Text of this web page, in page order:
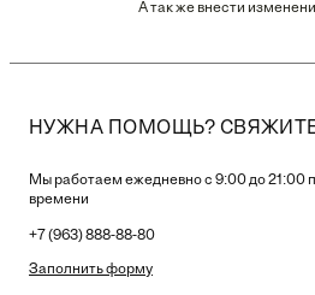
А так же внести
НУЖНА ПОМОЩЬ?
Мы работаем ежедневно с 9:00 до 21:00
времени
+7 (963) 888-88-80
Заполнить форму